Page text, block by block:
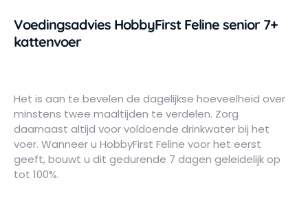
Voedingsadvies HobbyFirst Feline senior 7+
kattenvoer
Het is aan te bevelen de dagelijkse hoeveelheid over
minstens twee maaltijden te verdelen. Zorg
daarnaast altijd voor voldoende drinkwater bij het
voer. Wanneer u HobbyFirst Feline voor het eerst
geeft, bouwt u dit gedurende 7 dagen geleidelijk op
tot 100%.